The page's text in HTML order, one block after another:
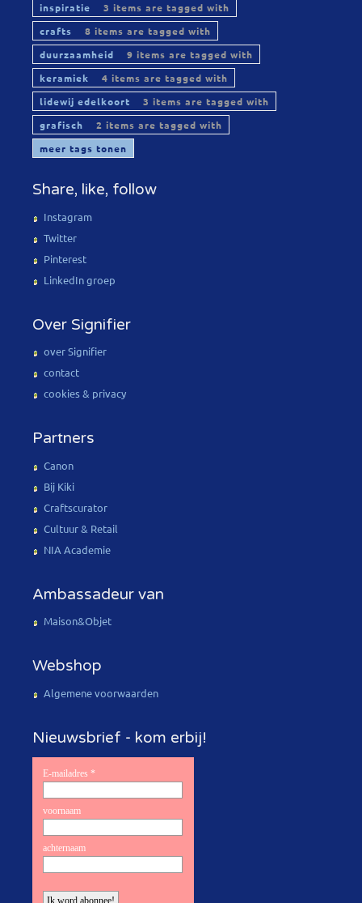
inspiratie
3 items are tagged with
crafts
8 items are tagged with
duurzaamheid
9 items are tagged with
keramiek
4 items are tagged with
lidewij edelkoort
3 items are tagged with
grafisch
2 items are tagged with
meer tags tonen
Share, like, follow
Instagram
Twitter
Pinterest
LinkedIn groep
Over Signifier
over Signifier
contact
cookies & privacy
Partners
Canon
Bij Kiki
Craftscurator
Cultuur & Retail
NIA Academie
Ambassadeur van
Maison&Objet
Webshop
Algemene voorwaarden
Nieuwsbrief - kom erbij!